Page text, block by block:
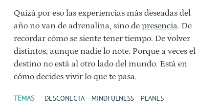
Quizá por eso las experiencias más deseadas del
año no van de adrenalina, sino de presencia. De
recordar cómo se siente tener tiempo. De volver
distintos, aunque nadie lo note. Porque a veces el
destino no está al otro lado del mundo. Está en
cómo decides vivir lo que te pasa.
TEMAS DESCONECTA MINDFULNESS PLANES